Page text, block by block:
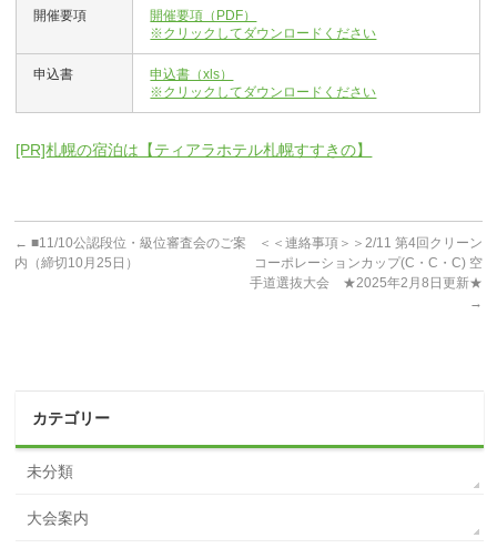
開催要項
開催要項（PDF）
※クリックしてダウンロードください
申込書
申込書（xls）
※クリックしてダウンロードください
[PR]札幌の宿泊は【ティアラホテル札幌すすきの】
← ■11/10公認段位・級位審査会のご案
内（締切10月25日）
＜＜連絡事項＞＞2/11 第4回クリーン
コーポレーションカップ(C・C・C) 空
手道選抜大会 ★2025年2月8日更新★
→
カテゴリー
未分類
大会案内